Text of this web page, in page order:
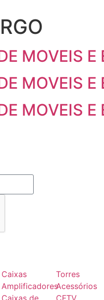
MOVEIS
MOVEIS
MOVEIS
Caixas
Amplificadores
Caixas de
Torres
Acessórios
CFTV